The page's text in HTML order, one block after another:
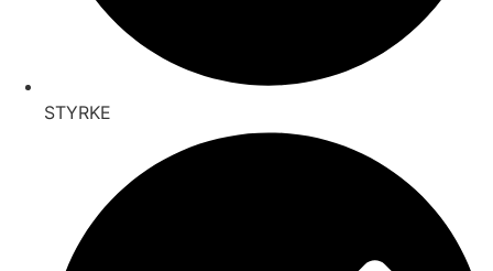
STYRKE